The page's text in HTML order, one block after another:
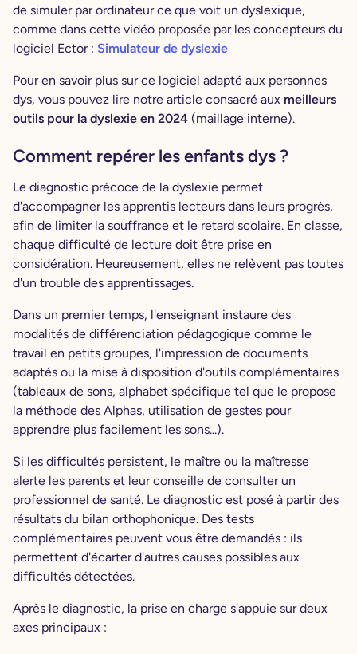
de simuler par ordinateur ce que voit un dyslexique,
comme dans cette vidéo proposée par les concepteurs du
logiciel Ector : Simulateur de dyslexie
Pour en savoir plus sur ce logiciel adapté aux personnes
dys, vous pouvez lire notre article consacré aux meilleurs
outils pour la dyslexie en 2024 (maillage interne).
Comment repérer les enfants dys ?
Le diagnostic précoce de la dyslexie permet
d'accompagner les apprentis lecteurs dans leurs progrès,
afin de limiter la souffrance et le retard scolaire. En classe,
chaque difficulté de lecture doit être prise en
considération. Heureusement, elles ne relèvent pas toutes
d'un trouble des apprentissages.
Dans un premier temps, l'enseignant instaure des
modalités de différenciation pédagogique comme le
travail en petits groupes, l'impression de documents
adaptés ou la mise à disposition d'outils complémentaires
(tableaux de sons, alphabet spécifique tel que le propose
la méthode des Alphas, utilisation de gestes pour
apprendre plus facilement les sons...).
Si les difficultés persistent, le maître ou la maîtresse
alerte les parents et leur conseille de consulter un
professionnel de santé. Le diagnostic est posé à partir des
résultats du bilan orthophonique. Des tests
complémentaires peuvent vous être demandés : ils
permettent d'écarter d'autres causes possibles aux
difficultés détectées.
Après le diagnostic, la prise en charge s'appuie sur deux
axes principaux :